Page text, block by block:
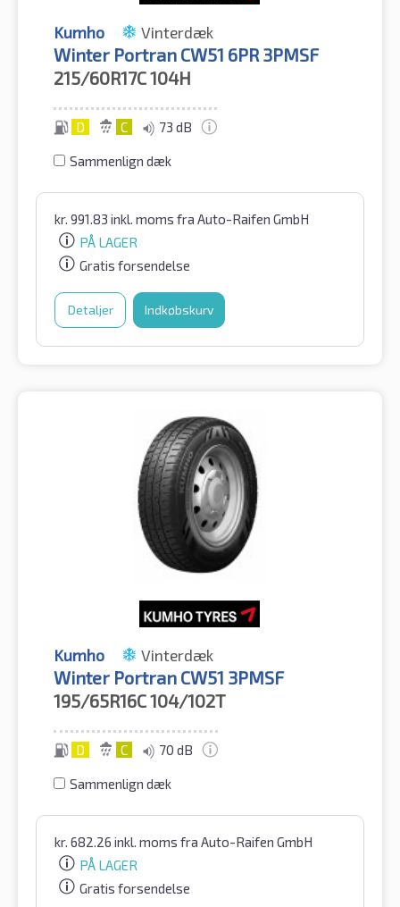
Kumho Vinterdæk
Winter Portran CW51 6PR 3PMSF
215/60R17C104H
D C 73 dB
Sammenlign dæk
kr. 991.83 inkl. moms fra Auto-Raifen GmbH
PÅ LAGER
Gratis forsendelse
Detaljer Indkøbskurv
Kumho Vinterdæk
Winter Portran CW51 3PMSF
195/65R16C104/102T
D C 70 dB
Sammenlign dæk
kr. 682.26 inkl. moms fra Auto-Raifen GmbH
PÅ LAGER
Gratis forsendelse